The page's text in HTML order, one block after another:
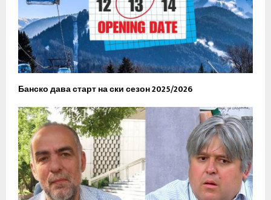
Банско дава старт на ски сезон 2025/2026